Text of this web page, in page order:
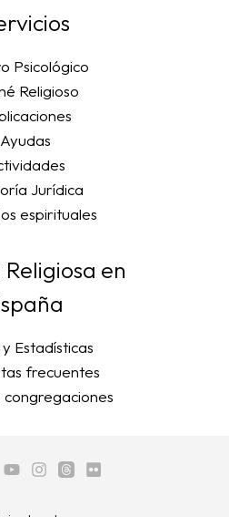
Psicológico
Religioso
Ayudas
Jurídica
espirituales
en
Estadísticas
frecuentes